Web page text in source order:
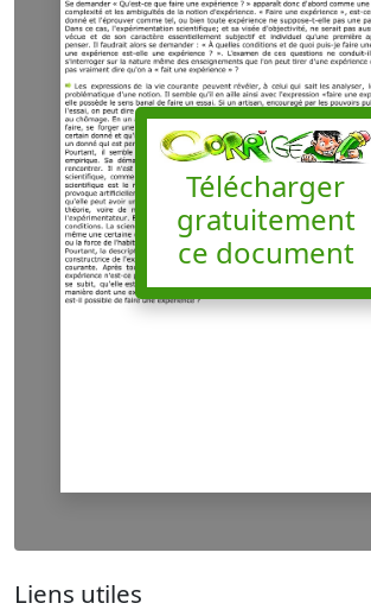
Télécharger
gratuitement
ce document
Liens utiles